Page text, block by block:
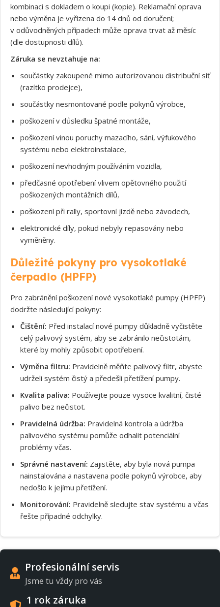
kombinaci s dokladem o koupi (kopie). Reklamační oprava
nebo výměna je vyřízena do 14 dnů od doručení;
v odůvodněných případech může oprava trvat až měsíc
(dle dostupnosti dílů).
Záruka se nevztahuje na:
součástky zakoupené mimo autorizovanou distribuční síť
(razítko prodejce),
součástky nesmontované podle pokynů výrobce,
poškození v důsledku špatné montáže,
poškození vinou poruchy mazacího, sání, výfukového
systému nebo elektroinstalace,
poškození nevhodným používáním vozidla,
předčasné opotřebení vlivem opětovného použití
poškozených montážních dílů,
poškození při rally, sportovní jízdě nebo závodech,
elektronické díly, pokud nebyly repasovány nebo
vyměněny.
Důležité pokyny pro vysokotlaké
čerpadlo (HPFP)
Pro zabránění poškození nové vysokotlaké pumpy (HPFP)
dodržte následující pokyny:
Čištění: Před instalací nové pumpy důkladně vyčistěte
celý palivový systém, aby se zabránilo nečistotám,
které by mohly způsobit opotřebení.
Výměna filtru: Pravidelně měňte palivový filtr, abyste
udrželi systém čistý a předešli přetížení pumpy.
Kvalita paliva: Používejte pouze vysoce kvalitní, čisté
palivo bez nečistot.
Pravidelná údržba: Pravidelná kontrola a údržba
palivového systému pomůže odhalit potenciální
problémy včas.
Správné nastavení: Zajistěte, aby byla nová pumpa
nainstalována a nastavena podle pokynů výrobce, aby
nedošlo k jejímu přetížení.
Monitorování: Pravidelně sledujte stav systému a včas
řešte případné odchylky.
Profesionální servis
Jsme tu vždy pro vás
1 rok záruka
Souhlasím s GDPR